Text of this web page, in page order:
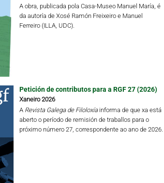
A obra, publicada pola Casa-Museo Manuel María, é
da autoría de Xosé Ramón Freixeiro e Manuel
Ferreiro (ILLA, UDC).
Petición de contributos para a RGF 27 (2026)
Xaneiro 2026
A Revista Galega de Filoloxíainforma de que xa está
aberto o período de remisión de traballos para o
próximo número 27, correspondente ao ano de 2026.